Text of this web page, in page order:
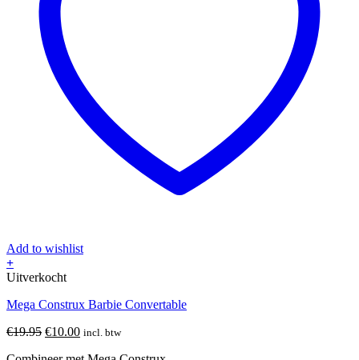
Add to wishlist
+
Uitverkocht
Mega Construx Barbie Convertable
€19.95 Oorspronkelijke
€10.00Huidige
incl. btw